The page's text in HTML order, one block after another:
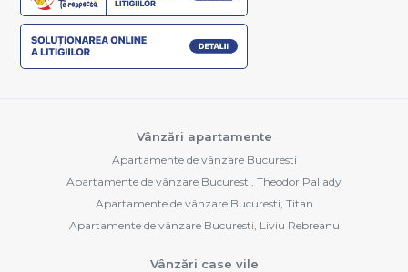
Vânzări apartamente
Apartamente de vânzare Bucuresti
Apartamente de vânzare Bucuresti, Theodor Pallady
Apartamente de vânzare Bucuresti, Titan
Apartamente de vânzare Bucuresti, Liviu Rebreanu
Vânzări case vile